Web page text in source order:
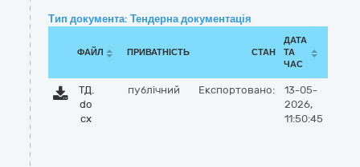
Тип документа: Тендерна документація
ФАЙЛ ПРИВАТНІСТЬ СТАН
ДАТА
ТА
ЧАС
ТД.
do
cx
публічний Експортовано:
13-05-
2026,
11:50:45